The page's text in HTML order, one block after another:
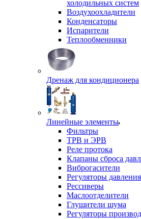
холодильных систем
Воздухоохладители
Конденсаторы
Испарители
Теплообменники
Дренаж для кондиционера
Линейные элементы
Фильтры
ТРВ и ЭРВ
Реле протока
Клапаны сброса
Виброгасители
Регуляторы давления
Рессиверы
Маслоотделители
Глушители шума
Регуляторы